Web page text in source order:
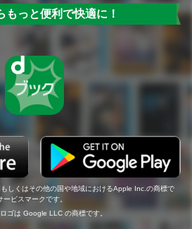
もっと便利で快適に！
しくはその他の国や地域におけるApple Inc.の商標で
ビスマークです。
ゴは Google LLC の商標です。